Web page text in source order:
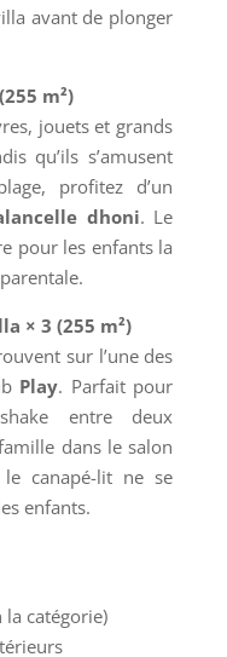
avant de plonger
m²)
jouets et grands
qu’ils s’amusent
profitez d’un
dhoni. Le
pour les enfants la
× 3 (255 m²)
sur l’une des
Play. Parfait pour
entre deux
dans le salon
canapé-lit ne se
enfants.
la catégorie)